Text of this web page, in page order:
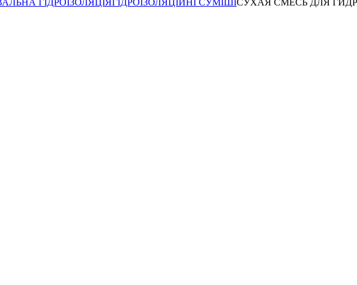
ГІДРОІЗОЛЯЦІЯГІДРОІЗОЛЯЦІЙНІ СУМІШІСУХАЯ СМЕСЬ ДЛЯ